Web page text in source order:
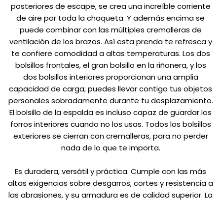
posteriores de escape, se crea una increíble corriente
de aire por toda la chaqueta. Y además encima se
puede combinar con las múltiples cremalleras de
ventilación de los brazos. Así esta prenda te refresca y
te confiere comodidad a altas temperaturas. Los dos
bolsillos frontales, el gran bolsillo en la riñonera, y los
dos bolsillos interiores proporcionan una amplia
capacidad de carga; puedes llevar contigo tus objetos
personales sobradamente durante tu desplazamiento.
El bolsillo de la espalda es incluso capaz de guardar los
forros interiores cuando no los usas. Todos los bolsillos
exteriores se cierran con cremalleras, para no perder
nada de lo que te importa.
Es duradera, versátil y práctica. Cumple con las más
altas exigencias sobre desgarros, cortes y resistencia a
las abrasiones, y su armadura es de calidad superior. La